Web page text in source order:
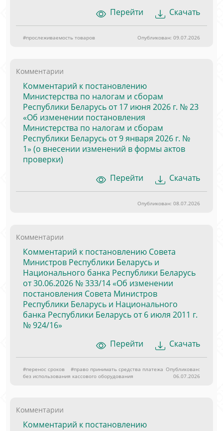
Перейти
Скачать
#прослеживаемость товаров Опубликован: 09.07.2026
Комментарии
Комментарий к постановлению
Министерства по налогам и сборам
Республики Беларусь от 17 июня 2026 г. № 23
«Об изменении постановления
Министерства по налогам и сборам
Республики Беларусь от 9 января 2026 г. №
1» (о внесении изменений в формы актов
проверки)
Перейти
Скачать
Опубликован: 08.07.2026
Комментарии
Комментарий к постановлению Совета
Министров Республики Беларусь и
Национального банка Республики Беларусь
от 30.06.2026 № 333/14 «Об изменении
постановления Совета Министров
Республики Беларусь и Национального
банка Республики Беларусь от 6 июля 2011 г.
№ 924/16»
Перейти
Скачать
#перенос сроков
#право принимать средства платежа
без использования кассового оборудования
Опубликован:
06.07.2026
Комментарии
Комментарий к постановлению